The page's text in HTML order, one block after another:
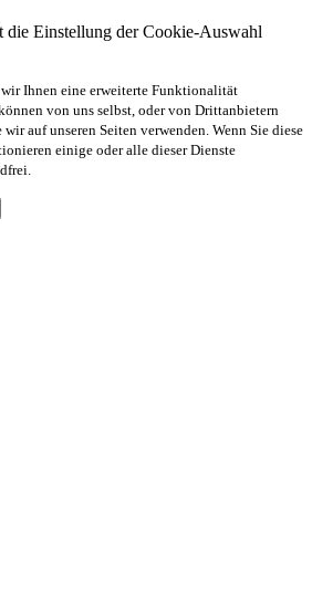
die Einstellung der Cookie-Auswahl
Ihnen eine erweiterte Funktionalität
von uns selbst, oder von Drittanbietern
auf unseren Seiten verwenden. Wenn Sie diese
einige oder alle dieser Dienste